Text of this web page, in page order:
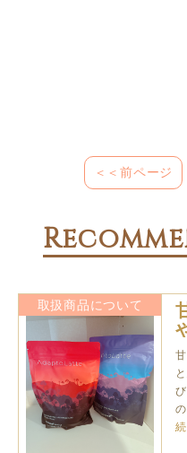
＜＜前ページ
取扱商品について